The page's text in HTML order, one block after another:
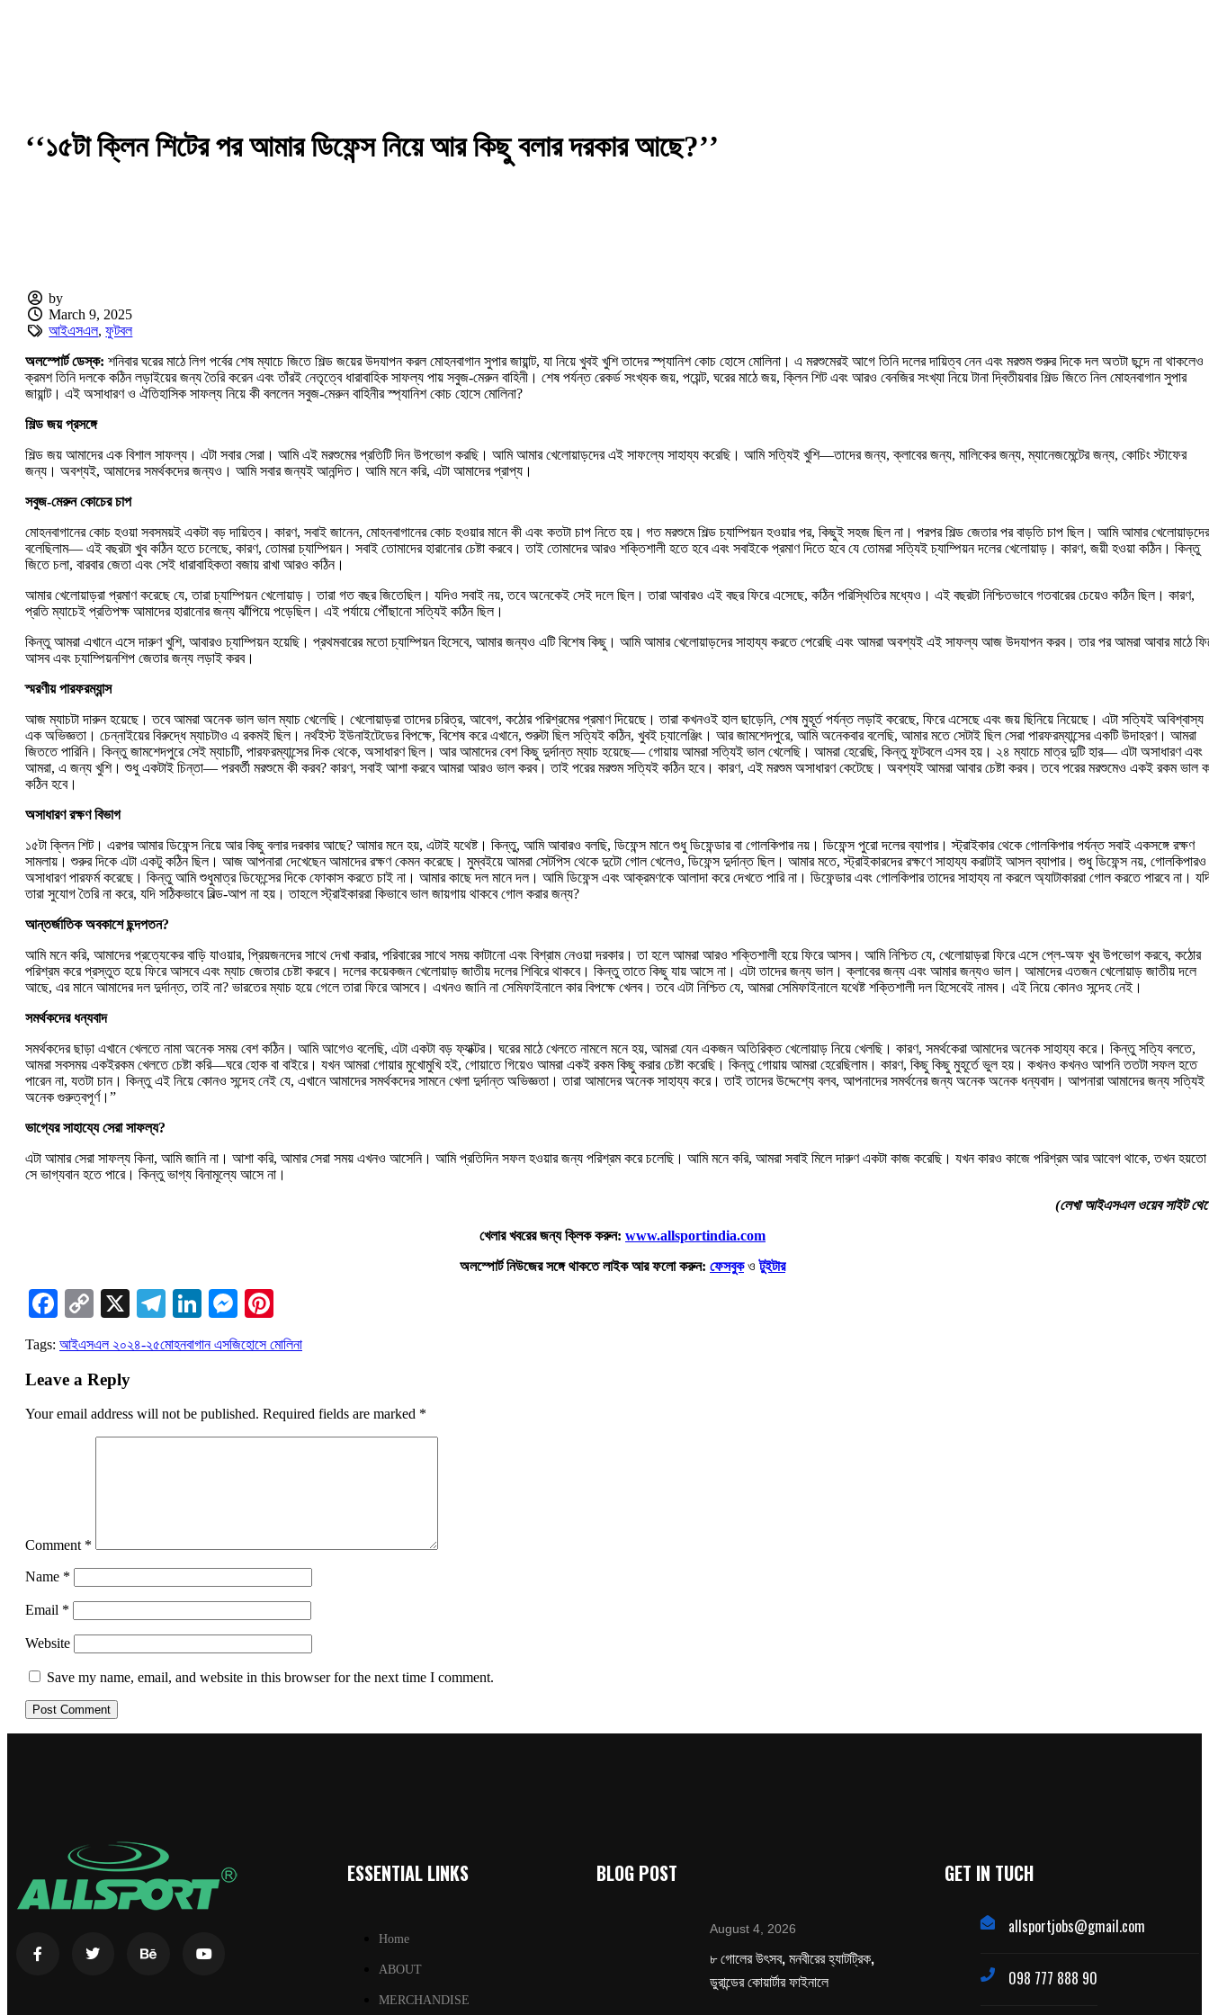
‘‘১৫টা ক্লিন শিটের পর আমার ডিফেন্স নিয়ে আর কিছু বলার দরকার আছে?’’
by
March 9, 2025
আইএসএল,ফুটবল
অলস্পোর্ট ডেস্ক: শনিবার ঘরের মাঠে লিগ পর্বের শেষ ম্যাচে জিতে শিল্ড জয়ের উদযাপন করল মোহনবাগান সুপার জায়ান্ট, যা নিয়ে খুবই খুশি তাদের স্প্যানিশ কোচ হোসে মোলিনা। এ মরশুমেরই আগে তিনি দলের দায়িত্ব নেন এবং মরশুম শুরুর দিকে দল অতটা ছন্দে না থাকলেও
ক্রমশ তিনি দলকে কঠিন লড়াইয়ের জন্য তৈরি করেন এবং তাঁরই নেতৃত্বে ধারাবাহিক সাফল্য পায় সবুজ-মেরুন বাহিনী। শেষ পর্যন্ত রেকর্ড সংখ্যক জয়, পয়েন্ট, ঘরের মাঠে জয়, ক্লিন শিট এবং আরও বেনজির সংখ্যা নিয়ে টানা দ্বিতীয়বার শিল্ড জিতে নিল মোহনবাগান সুপার
জায়ান্ট। এই অসাধারণ ও ঐতিহাসিক সাফল্য নিয়ে কী বললেন সবুজ-মেরুন বাহিনীর স্প্যানিশ কোচ হোসে মোলিনা?
শিল্ড জয় প্রসঙ্গে
শিল্ড জয় আমাদের এক বিশাল সাফল্য। এটা সবার সেরা। আমি এই মরশুমের প্রতিটি দিন উপভোগ করছি। আমি আমার খেলোয়াড়দের এই সাফল্যে সাহায্য করেছি। আমি সত্যিই খুশি—তাদের জন্য, ক্লাবের জন্য, মালিকের জন্য, ম্যানেজমেন্টের জন্য, কোচিং স্টাফের
জন্য। অবশ্যই, আমাদের সমর্থকদের জন্যও। আমি সবার জন্যই আনন্দিত। আমি মনে করি, এটা আমাদের প্রাপ্য।
সবুজ-মেরুন কোচের চাপ
মোহনবাগানের কোচ হওয়া সবসময়ই একটা বড় দায়িত্ব। কারণ, সবাই জানেন, মোহনবাগানের কোচ হওয়ার মানে কী এবং কতটা চাপ নিতে হয়। গত মরশুমে শিল্ড চ্যাম্পিয়ন হওয়ার পর, কিছুই সহজ ছিল না। পরপর শিল্ড জেতার পর বাড়তি চাপ ছিল। আমি আমার
বলেছিলাম— এই বছরটা খুব কঠিন হতে চলেছে, কারণ, তোমরা চ্যাম্পিয়ন। সবাই তোমাদের হারানোর চেষ্টা করবে। তাই তোমাদের আরও শক্তিশালী হতে হবে এবং সবাইকে প্রমাণ দিতে হবে যে তোমরা সত্যিই চ্যাম্পিয়ন দলের খেলোয়াড়। কারণ, জয়ী হওয়া কঠিন। কিন্তু
জিতে চলা, বারবার জেতা এবং সেই ধারাবাহিকতা বজায় রাখা আরও কঠিন।
আমার খেলোয়াড়রা প্রমাণ করেছে যে, তারা চ্যাম্পিয়ন খেলোয়াড়। তারা গত বছর জিতেছিল। যদিও সবাই নয়, তবে অনেকেই সেই দলে ছিল। তারা আবারও এই বছর ফিরে এসেছে, কঠিন পরিস্থিতির মধ্যেও। এই বছরটা নিশ্চিতভাবে গতবারের চেয়েও কঠিন ছিল। কারণ,
প্রতি ম্যাচেই প্রতিপক্ষ আমাদের হারানোর জন্য ঝাঁপিয়ে পড়েছিল। এই পর্যায়ে পৌঁছানো সত্যিই কঠিন ছিল।
কিন্তু আমরা এখানে এসে দারুণ খুশি, আবারও চ্যাম্পিয়ন হয়েছি। প্রথমবারের মতো চ্যাম্পিয়ন হিসেবে, আমার জন্যও এটি বিশেষ কিছু। আমি আমার খেলোয়াড়দের সাহায্য করতে পেরেছি এবং আমরা অবশ্যই এই সাফল্য আজ উদযাপন করব। তার পর আমরা আবার মাঠে
আসব এবং চ্যাম্পিয়নশিপ জেতার জন্য লড়াই করব।
স্মরণীয় পারফরম্যান্স
আজ ম্যাচটা দারুন হয়েছে। তবে আমরা অনেক ভাল ভাল ম্যাচ খেলেছি। খেলোয়াড়রা তাদের চরিত্র, আবেগ, কঠোর পরিশ্রমের প্রমাণ দিয়েছে। তারা কখনওই হাল ছাড়েনি, শেষ মুহূর্ত পর্যন্ত লড়াই করেছে, ফিরে এসেছে এবং জয় ছিনিয়ে নিয়েছে। এটা সত্যিই অবিশ্বাস্য
এক অভিজ্ঞতা। চেন্নাইয়ের বিরুদ্ধে ম্যাচটাও এ রকমই ছিল। নর্থইস্ট ইউনাইটেডের বিপক্ষে, বিশেষ করে এখানে, শুরুটা ছিল সত্যিই কঠিন, খুবই চ্যালেঞ্জিং। আর জামশেদপুরে, আমি অনেকবার বলেছি, আমার মতে সেটাই ছিল সেরা পারফরম্যান্সের একটি উদাহরণ। আমরা
জিততে পারিনি। কিন্তু জামশেদপুরে সেই ম্যাচটি, পারফরম্যান্সের দিক থেকে, অসাধারণ ছিল। আর আমাদের বেশ কিছু দুর্দান্ত ম্যাচ হয়েছে— গোয়ায় আমরা সত্যিই ভাল খেলেছি। আমরা হেরেছি, কিন্তু ফুটবলে এসব হয়। ২৪ ম্যাচে মাত্র দুটি হার— এটা অসাধারণ এবং
আমরা, এ জন্য খুশি। শুধু একটাই চিন্তা— পরবর্তী মরশুমে কী করব? কারণ, সবাই আশা করবে আমরা আরও ভাল করব। তাই পরের মরশুম সত্যিই কঠিন হবে। কারণ, এই মরশুম অসাধারণ কেটেছে। অবশ্যই আমরা আবার চেষ্টা করব। তবে পরের মরশুমেও একই রকম ভাল
কঠিন হবে।
অসাধারণ রক্ষণ বিভাগ
১৫টা ক্লিন শিট। এরপর আমার ডিফেন্স নিয়ে আর কিছু বলার দরকার আছে? আমার মনে হয়, এটাই যথেষ্ট। কিন্তু, আমি আবারও বলছি, ডিফেন্স মানে শুধু ডিফেন্ডার বা গোলকিপার নয়। ডিফেন্স পুরো দলের ব্যাপার। স্ট্রাইকার থেকে গোলকিপার পর্যন্ত সবাই একসঙ্গে রক্ষণ
সামলায়। শুরুর দিকে এটা একটু কঠিন ছিল। আজ আপনারা দেখেছেন আমাদের রক্ষণ কেমন করেছে। মুম্বইয়ে আমরা সেটপিস থেকে দুটো গোল খেলেও, ডিফেন্স দুর্দান্ত ছিল। আমার মতে, স্ট্রাইকারদের রক্ষণে সাহায্য করাটাই আসল ব্যাপার। শুধু ডিফেন্স নয়, গোলকিপারও
অসাধারণ পারফর্ম করেছে। কিন্তু আমি শুধুমাত্র ডিফেন্সের দিকে ফোকাস করতে চাই না। আমার কাছে দল মানে দল। আমি ডিফেন্স এবং আক্রমণকে আলাদা করে দেখতে পারি না। ডিফেন্ডার এবং গোলকিপার তাদের সাহায্য না করলে অ্যাটাকাররা গোল করতে পারবে না।
তারা সুযোগ তৈরি না করে, যদি সঠিকভাবে বিল্ড-আপ না হয়। তাহলে স্ট্রাইকাররা কিভাবে ভাল জায়গায় থাকবে গোল করার জন্য?
আন্তর্জাতিক অবকাশে ছন্দপতন?
আমি মনে করি, আমাদের প্রত্যেকের বাড়ি যাওয়ার, প্রিয়জনদের সাথে দেখা করার, পরিবারের সাথে সময় কাটানো এবং বিশ্রাম নেওয়া দরকার। তা হলে আমরা আরও শক্তিশালী হয়ে ফিরে আসব। আমি নিশ্চিত যে, খেলোয়াড়রা ফিরে এসে প্লে-অফ খুব উপভোগ করবে, কঠোর
পরিশ্রম করে প্রস্তুত হয়ে ফিরে আসবে এবং ম্যাচ জেতার চেষ্টা করবে। দলের কয়েকজন খেলোয়াড় জাতীয় দলের শিবিরে থাকবে। কিন্তু তাতে কিছু যায় আসে না। এটা তাদের জন্য ভাল। ক্লাবের জন্য এবং আমার জন্যও ভাল। আমাদের এতজন খেলোয়াড় জাতীয় দলে
আছে, এর মানে আমাদের দল দুর্দান্ত, তাই না? ভারতের ম্যাচ হয়ে গেলে তারা ফিরে আসবে। এখনও জানি না সেমিফাইনালে কার বিপক্ষে খেলব। তবে এটা নিশ্চিত যে, আমরা সেমিফাইনালে যথেষ্ট শক্তিশালী দল হিসেবেই নামব। এই নিয়ে কোনও সন্দেহ নেই।
সমর্থকদের ধন্যবাদ
সমর্থকদের ছাড়া এখানে খেলতে নামা অনেক সময় বেশ কঠিন। আমি আগেও বলেছি, এটা একটা বড় ফ্যাক্টর। ঘরের মাঠে খেলতে নামলে মনে হয়, আমরা যেন একজন অতিরিক্ত খেলোয়াড় নিয়ে খেলছি। কারণ, সমর্থকেরা আমাদের অনেক সাহায্য করে। কিন্তু সত্যি বলতে,
আমরা সবসময় একইরকম খেলতে চেষ্টা করি—ঘরে হোক বা বাইরে। যখন আমরা গোয়ার মুখোমুখি হই, গোয়াতে গিয়েও আমরা একই রকম কিছু করার চেষ্টা করেছি। কিন্তু গোয়ায় আমরা হেরেছিলাম। কারণ, কিছু কিছু মুহূর্তে ভুল হয়। কখনও কখনও আপনি ততটা সফল হতে
পারেন না, যতটা চান। কিন্তু এই নিয়ে কোনও সন্দেহ নেই যে, এখানে আমাদের সমর্থকদের সামনে খেলা দুর্দান্ত অভিজ্ঞতা। তারা আমাদের অনেক সাহায্য করে। তাই তাদের উদ্দেশ্যে বলব, আপনাদের সমর্থনের জন্য অনেক অনেক ধন্যবাদ। আপনারা আমাদের জন্য সত্যিই
অনেক গুরুত্বপূর্ণ।”
ভাগ্যের সাহায্যে সেরা সাফল্য?
এটা আমার সেরা সাফল্য কিনা, আমি জানি না। আশা করি, আমার সেরা সময় এখনও আসেনি। আমি প্রতিদিন সফল হওয়ার জন্য পরিশ্রম করে চলেছি। আমি মনে করি, আমরা সবাই মিলে দারুণ একটা কাজ করেছি। যখন কারও কাজে পরিশ্রম আর আবেগ থাকে, তখন হয়তো
সে ভাগ্যবান হতে পারে। কিন্তু ভাগ্য বিনামূল্যে আসে না।
(লেখা আইএসএল ওয়েব সাইট
খেলার খবরের জন্য ক্লিক করুন: www.allsportindia.com
অলস্পোর্ট নিউজের সঙ্গে থাকতে লাইক আর ফলো করুন: ফেসবুকওটুইটার
Facebook
Copy
Link
X Telegram
LinkedIn
Messenger
Tags: আইএসএল ২০২৪-২৫মোহনবাগান এসজিহোসে মোলিনা
Leave a Reply
Your email address will not be published. Required fields are marked *
Comment *
Name *
Email *
Website
Save my name, email, and website in this browser for the next time I comment.
ESSENTIAL LINKS
Home
ABOUT
MERCHANDISE
BLOG POST
August 4, 2026
৮ গোলের উৎসব, মনবীরের হ্যাটট্রিক,
ডুরান্ডের কোয়ার্টার ফাইনালে
GET IN TUCH
allsportjobs@gmail.com
098 777 888 90